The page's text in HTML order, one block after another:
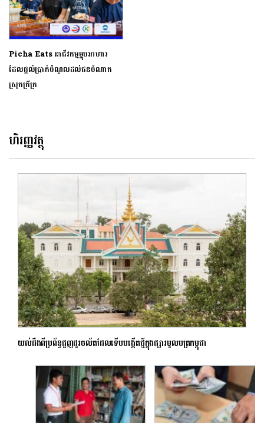
Picha Eats អាជីវកម្មម្ហុបអាហារ​
ដែលផ្តល់ប្រាក់ចំណូលដល់ជនចំណាក
ស្រុកក្រីក្រ
ហិរញ្ញវត្ថុ
យល់ដឹងពីប្រព័ន្ធជួញដូរចល័តដែលទើបបង្កើតថ្មីក្នុងផ្សារមូលបត្រកម្ពុជា